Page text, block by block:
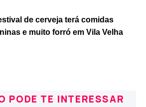
de cerveja terá comidas
e muito forró em Vila Velha
PODE TE INTERESSAR